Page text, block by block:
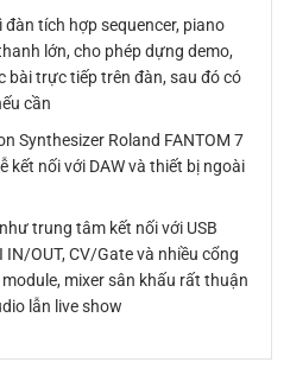
tích hợp sequencer, piano
lớn, cho phép dựng demo,
bài trực tiếp trên đàn, sau đó có
cần
Synthesizer Roland FANTOM 7
kết nối với DAW và thiết bị ngoài
trung tâm kết nối với USB
OUT, CV/Gate và nhiều cổng
mixer sân khấu rất thuận
lẫn live show